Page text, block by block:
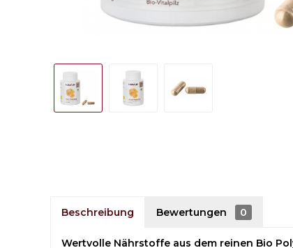
Beschreibung Bewertungen 0
Wertvolle Nährstoffe aus dem reinen Bio